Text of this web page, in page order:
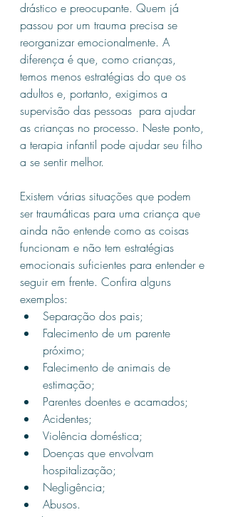
drástico e preocupante. Quem já
passou por um trauma precisa se
reorganizar emocionalmente. A
diferença é que, como crianças,
temos menos estratégias do que os
adultos e, portanto, exigimos a
supervisão das pessoas  para ajudar
as crianças no processo. Neste ponto,
a terapia infantil pode ajudar seu filho
a se sentir melhor.
Existem várias situações que podem
ser traumáticas para uma criança que
ainda não entende como as coisas
funcionam e não tem estratégias
emocionais suficientes para entender e
seguir em frente. Confira alguns
exemplos:
Separação dos pais;
Falecimento de um parente
próximo;
Falecimento de animais de
estimação;
Parentes doentes e acamados;
Acidentes;
Violência doméstica;
Doenças que envolvam
hospitalização;
Negligência;
Abusos.